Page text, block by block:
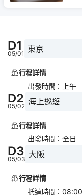
D1
05/01 東京
行程詳情
出發時間 ： 上午
D2
05/02 海上巡遊
行程詳情
出發時間 ： 全日
D3
05/03 大阪
行程詳情
抵達時間 ： 08:00